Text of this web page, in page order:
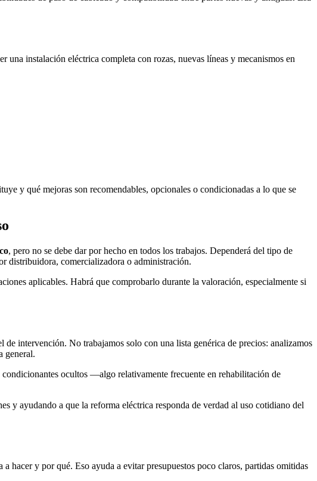
instalación eléctrica completa con rozas, nuevas líneas y mecanismos en
y qué mejoras son recomendables, opcionales o condicionadas a lo que se
, pero no se debe dar por hecho en todos los trabajos. Dependerá del tipo de
distribuidora, comercializadora o administración.
aplicables. Habrá que comprobarlo durante la valoración, especialmente si
intervención. No trabajamos solo con una lista genérica de precios: analizamos
general.
ocultos —algo relativamente frecuente en rehabilitación de
y ayudando a que la reforma eléctrica responda de verdad al uso cotidiano del
hacer y por qué. Eso ayuda a evitar presupuestos poco claros, partidas omitidas